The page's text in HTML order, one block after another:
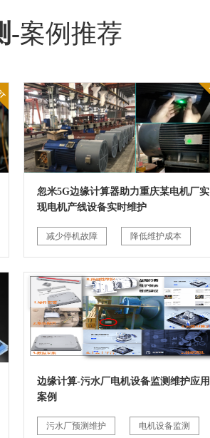
-案例推荐
忽米5G边缘计算器助力重庆某电机厂实
现电机产线设备实时维护
减少停机故障 降低维护成本
边缘计算-污水厂电机设备监测维护应用
案例
污水厂预测维护 电机设备监测